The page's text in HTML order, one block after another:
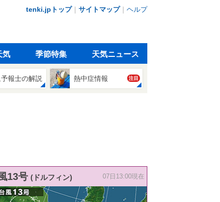
tenki.jpトップ｜ サイトマップ｜ ヘルプ
気 季節特集 天気ニュース
報士の解説 熱中症情報 注目
13号 (ドルフィン) 07日13:00現在